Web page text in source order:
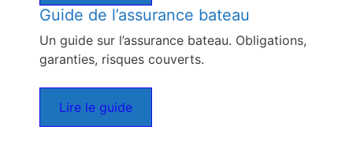
Guide de l’assurance bateau
Un guide sur l’assurance bateau. Obligations,
garanties, risques couverts.
Lire le guide